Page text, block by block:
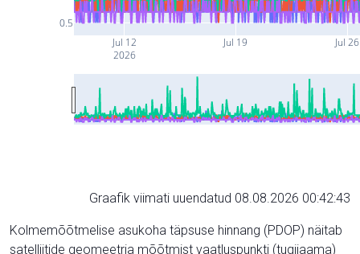
Jul 12
2026
Jul 19 Jul 26
0.5
Graafik viimati uuendatud 08.08.2026 00:42:43
Kolmemõõtmelise asukoha täpsuse hinnang (PDOP) näitab
satelliitide geomeetria mõõtmist vaatluspunkti (tugijaama)